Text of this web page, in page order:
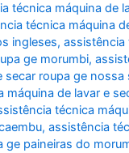
técnica máquina de
técnica máquina
ingleses,assistência
ge morumbi,
secar roupa ge
máquina de lavar e
técnica
,assistência
ge paineiras do